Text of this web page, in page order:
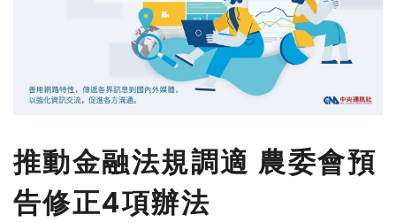
推動金融法規調適 農委會預
告修正4項辦法